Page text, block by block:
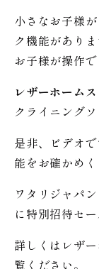
小さなお子様
ク機能があり
お子様が操作
レザーホーム
クライニング
是非、ビデオ
能をお確かめく
ワタリジャパ
に特別招待セ
詳しくはレザ
覧ください。